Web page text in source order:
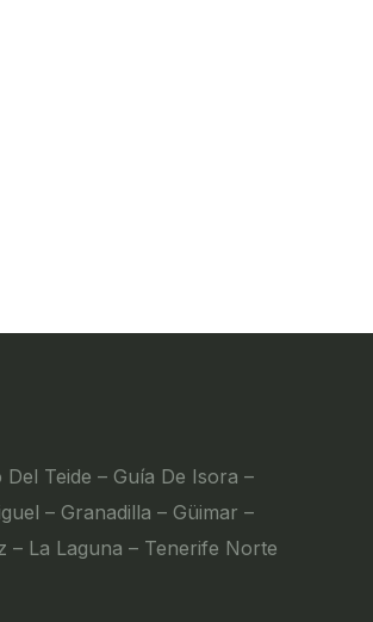
Teide – Guía De Isora –
– Granadilla – Güimar –
– La Laguna – Tenerife Norte